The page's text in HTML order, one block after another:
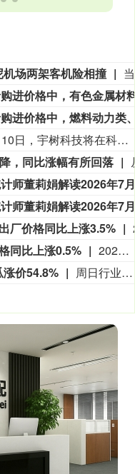
场两架客机险相撞
8月10日，宇树科技将在科创板开启申购，A股“人形机器人第一股”正式登场。宇树科技证券代码688836，网上申购代码787836。发行价格为150.80元/股，对应上市时市值约609.93亿元，对应2025财年发行后市盈率为219倍。根据公告，宇树科技网上、网下申购日均为8月10日，缴款截止日均为8月12日，首发募资约61亿元。中一签（500股）需缴款7.54万元。
，同比涨幅有所回落
厂价格同比上涨3.5%
同比上涨0.5%
2026年7月份，全国居民消费价格同比上涨0.5%。其中，城市上涨0.5%，农村上涨0.4%；食品价格下降1.5%，非食品价格上涨0.9%；消费品价格上涨0.2%，服务价格上涨0.7%。1­­—7月平均，全国居民消费价格比上年同期上涨0.9%。 7月份，全国居民消费价格环比下降0.1%。其中，城市下降0.1%，农村下降0.2%；食品价格持平，非食品价格下降0.1%；消费品价格下降0.6%，服务价格上涨0.4%。7月份，食品烟酒及在外餐饮类价格同比下降0.8%，影响CPI（居民消费价格指数）下降约0.22个百分点。食品中，畜肉类价格下降6.0%，影响CPI下降约0.25个百分点，其中猪肉价格下降13.3%；奶类价格下降1.5%，影响CPI下降约0.02个百分点；鲜果价格下降1.1%，影响CPI下降约0.02个百分点；蛋类价格上涨14.4%，影响CPI上涨约0.07个百分点。
价54.8% 周日行业数据显示，受极端高温天气冲击，韩国农产品价格出现暴涨。 韩国农水产食品流通公社的数据显示，截至周五，100克菠菜零售价格较一个月前暴涨152.3%。 同期，10根黄瓜价格上涨54.8%，100克蓝叶生菜价格攀升41.7%。